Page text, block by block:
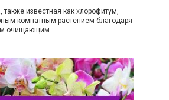
также известная как хлорофитум,
комнатным растением благодаря
очищающим